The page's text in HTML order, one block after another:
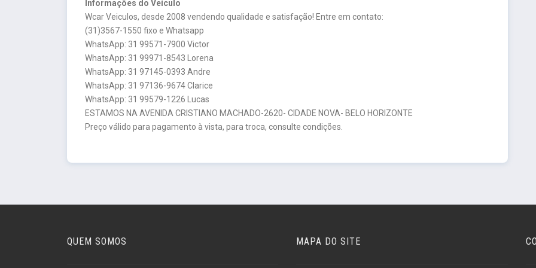
Informações do Veículo
Wcar Veiculos, desde 2008 vendendo qualidade e satisfação! Entre em contato:
(31)3567-1550 fixo e Whatsapp
WhatsApp: 31 99571-7900 Victor
WhatsApp: 31 99971-8543 Lorena
WhatsApp: 31 97145-0393 Andre
WhatsApp: 31 97136-9674 Clarice
WhatsApp: 31 99579-1226 Lucas
ESTAMOS NA AVENIDA CRISTIANO MACHADO-2620- CIDADE NOVA- BELO HORIZONTE
Preço válido para pagamento à vista, para troca, consulte condições.
QUEM SOMOS MAPA DO SITE